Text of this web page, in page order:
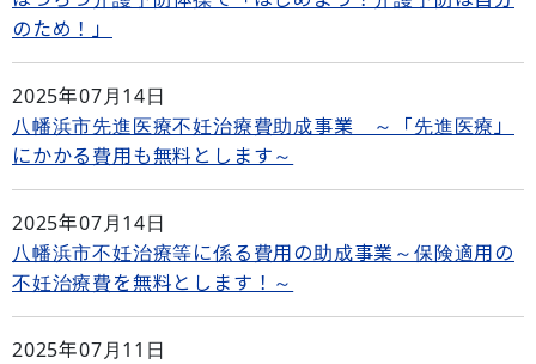
のため！」
2025年07月14日
八幡浜市先進医療不妊治療費助成事業 ～「先進医療」
にかかる費用も無料とします～
2025年07月14日
八幡浜市不妊治療等に係る費用の助成事業～保険適用の
不妊治療費を無料とします！～
2025年07月11日